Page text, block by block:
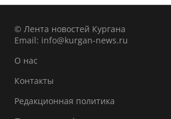
© Лента новостей Кургана
Email: info@kurgan-news.ru
О нас
Контакты
Редакционная политика